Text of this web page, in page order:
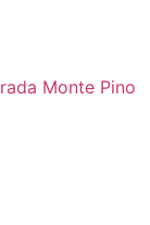
Monte Pino